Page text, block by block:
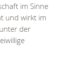
im Sinne
und wirkt im
der